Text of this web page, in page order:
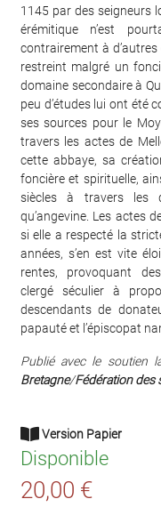
1145 par des seigneurs
érémitique n’est
contrairement à d’autres
restreint malgré un
domaine secondaire à
peu d’études lui ont été
ses sources pour le
travers les actes de
cette abbaye, sa
foncière et spirituelle,
siècles à travers les
qu’angevine. Les actes
si elle a respecté la
années, s’en est vite
rentes, provoquant
clergé séculier à
descendants de
papauté et l’épiscopat
Publié avec le soutien
Bretagne/Fédération des
Version Papier
Disponible
20,00 €